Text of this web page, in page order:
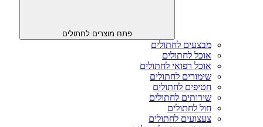
פתח מוצרים לחתולים
מבצעים לחתולים
אוכל לחתולים
אוכל רפואי לחתולים
שימורים לחתולים
חטיפים לחתולים
שירותים לחתולים
חול לחתולים
צעצועים לחתולים